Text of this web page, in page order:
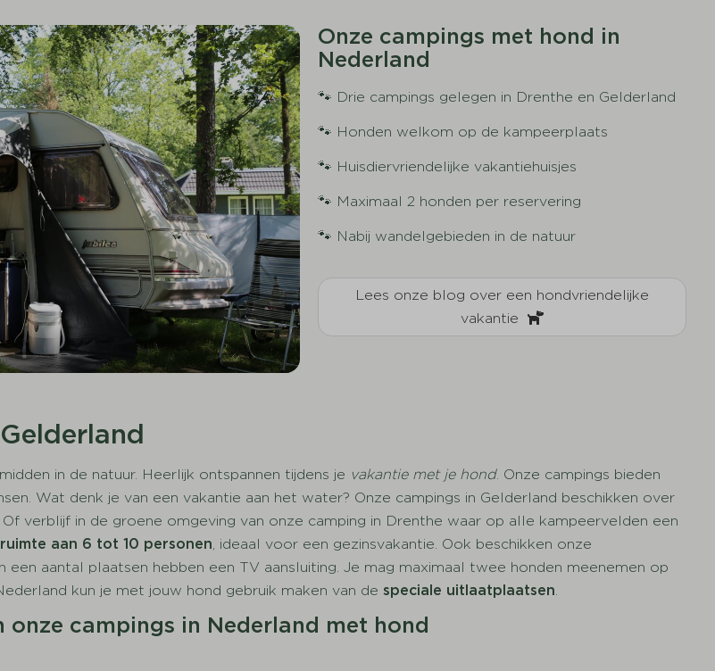
Onze campings met hond in
Nederland
🐾 Drie campings gelegen in Drenthe en Gelderland
🐾 Honden welkom op de kampeerplaats
🐾 Huisdiervriendelijke vakantiehuisjes
🐾 Maximaal 2 honden per reservering
🐾 Nabij wandelgebieden in de natuur
Lees onze blog over een hondvriendelijke
vakantie
in de natuur. Heerlijk ontspannen tijdens je vakantie met je hond. Onze campings bieden
Wat denk je van een vakantie aan het water? Onze campings in Gelderland beschikken over
Of verblijf in de groene omgeving van onze camping in Drenthe waar op alle kampeervelden een
aan 6 tot 10 personen, ideaal voor een gezinsvakantie. Ook beschikken onze
aantal plaatsen hebben een TV aansluiting. Je mag maximaal twee honden meenemen op
kun je met jouw hond gebruik maken van despeciale uitlaatplaatsen.
onze campings in Nederland met hond